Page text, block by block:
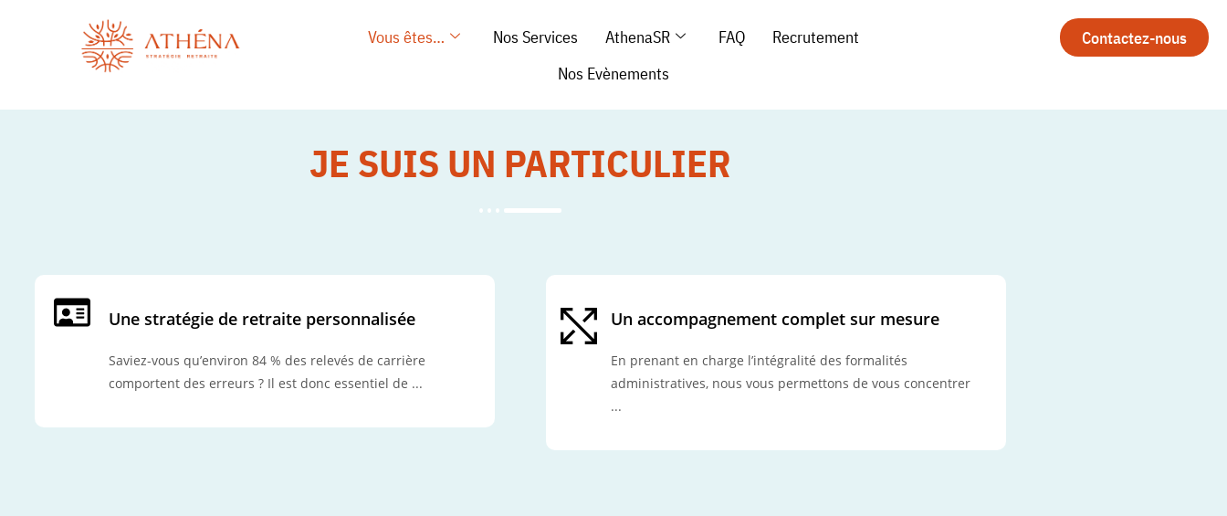
Vous êtes… Nos Services AthenaSR FAQ
Recrutement
Nos Evènements
Contactez-nous
JE SUIS UN PARTICULIER
Une stratégie de retraite personnalisée
Saviez-vous qu’environ 84 % des relevés de carrière
comportent des erreurs ? Il est donc essentiel de ...
Un accompagnement complet sur mesure
En prenant en charge l’intégralité des formalités
administratives, nous vous permettons de vous concentrer
...